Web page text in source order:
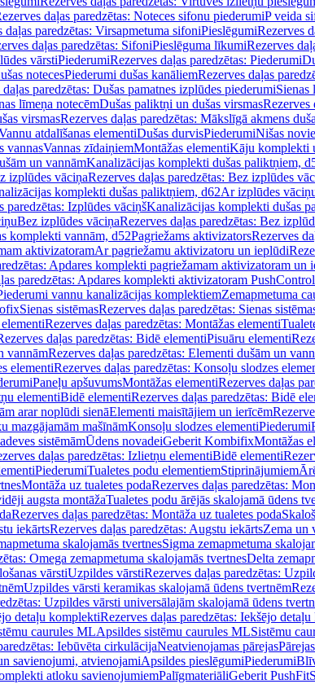
daļas paredzētas: Noteces sifonu piederumiP veida
daļas paredzētas: Virsapmetuma sifoniPieslēgumiRezerves
daļas paredzētas: SifoniPieslēguma līkumiRezerves
vārstiPiederumiRezerves daļas paredzētas: Piederumi
notecesPiederumi dušas kanāliemRezerves daļas
paredzētas: Dušas pamatnes izplūdes piederumiSienas
līmeņa notecēmDušas paliktņi un dušas virsmasRezerves
virsmasRezerves daļas paredzētas: Mākslīgā akmens
atdalīšanas elementiDušas durvisPiederumiNišas
vannasVannas zīdaiņiemMontāžas elementiKāju komplekti
un vannāmKanalizācijas komplekti dušas paliktņiem,
izplūdes vāciņaRezerves daļas paredzētas: Bez izplūdes
komplekti dušas paliktņiem, d62Ar izplūdes
paredzētas: Izplūdes vāciņšKanalizācijas komplekti dušas
Bez izplūdes vāciņaRezerves daļas paredzētas: Bez
komplekti vannām, d52Pagriežams aktivizatorsRezerves
aktivizatoramAr pagriežamu aktivizatoru un ieplūdi
Apdares komplekti pagriežamam aktivizatoram un
paredzētas: Apdares komplekti aktivizatoram PushControl
vannu kanalizācijas komplektiemZemapmetuma
Sienas sistēmasRezerves daļas paredzētas: Sienas
Rezerves daļas paredzētas: Montāžas elementi
daļas paredzētas: Bidē elementiPisuāru elementi
vannāmRezerves daļas paredzētas: Elementi dušām un
elementiRezerves daļas paredzētas: Konsoļu slodzes
Paneļu apšuvumsMontāžas elementiRezerves daļas
elementiBidē elementiRezerves daļas paredzētas: Bidē
arar noplūdi sienāElementi maisītājiem un ierīcēm
mazgājamām mašīnāmKonsoļu slodzes elementiPiederumi
sistēmāmŪdens novadeiGeberit KombifixMontāžas
daļas paredzētas: Izlietņu elementiBidē elementi
PiederumiTualetes podu elementiemStiprinājumiem
Montāža uz tualetes podaRezerves daļas paredzētas:
augsta montāžaTualetes podu ārējās skalojamā ūdens
Rezerves daļas paredzētas: Montāža uz tualetes poda
iekārtsRezerves daļas paredzētas: Augstu iekārtsZema un
skalojamās tvertnesSigma zemapmetuma
Omega zemapmetuma skalojamās tvertnesDelta
vārstiUzpildes vārstiRezerves daļas paredzētas:
Uzpildes vārsti keramikas skalojamā ūdens tvertnēm
Uzpildes vārsti universālajām skalojamā ūdens
detaļu komplektiRezerves daļas paredzētas: Iekšējo
caurules MLApsildes sistēmu caurules MLSistēmu
Iebūvēta cirkulācijaNeatvienojamas pārejas
savienojumi, atvienojamiApsildes pieslēgumiPiederumi
atloku savienojumiemPalīgmateriāliGeberit PushFit